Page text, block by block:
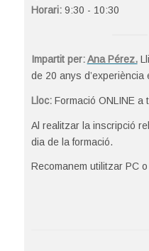
Horari:9:30 - 10:30
Impartit per:Ana Pérez.
de 20 anys d’experiència
Lloc:Formació ONLINE a
Al realitzar la inscripció
dia de la formació.
Recomanem utilitzar PC